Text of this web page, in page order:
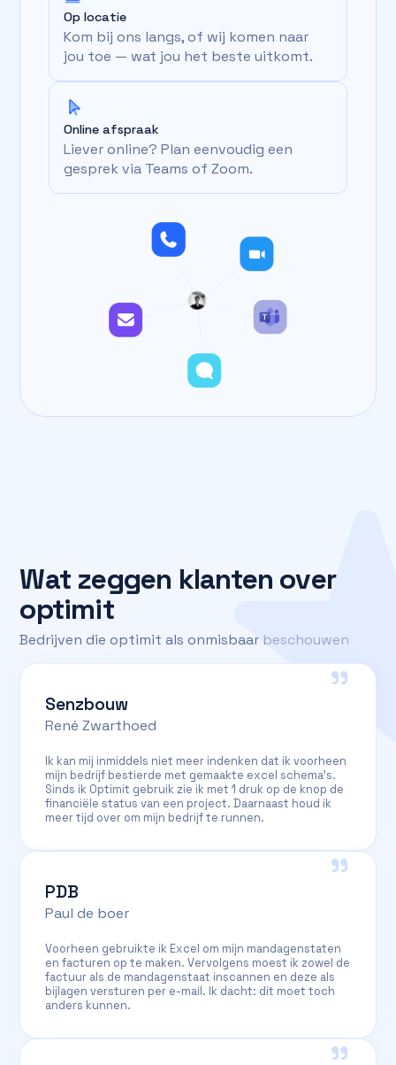
Op locatie
Kom bij ons langs, of wij komen naar
jou toe — wat jou het beste uitkomt.
Online afspraak
Liever online? Plan eenvoudig een
gesprek via Teams of Zoom.
Wat zeggen klanten over
optimit
Bedrijven die optimit als onmisbaar beschouwen
"
Senzbouw
René Zwarthoed
Ik kan mij inmiddels niet meer indenken dat ik voorheen
mijn bedrijf bestierde met gemaakte excel schema's.
Sinds ik Optimit gebruik zie ik met 1 druk op de knop de
financiële status van een project. Daarnaast houd ik
meer tijd over om mijn bedrijf te runnen.
"
PDB
Paul de boer
Voorheen gebruikte ik Excel om mijn mandagenstaten
en facturen op te maken. Vervolgens moest ik zowel de
factuur als de mandagenstaat inscannen en deze als
bijlagen versturen per e-mail. Ik dacht: dit moet toch
anders kunnen.